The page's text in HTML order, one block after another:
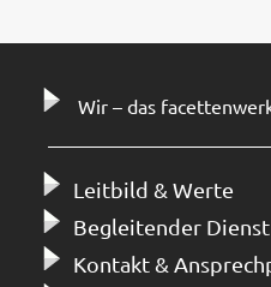
Wir – das
Leitbild & Werte
Begleitender Dienst
Kontakt &